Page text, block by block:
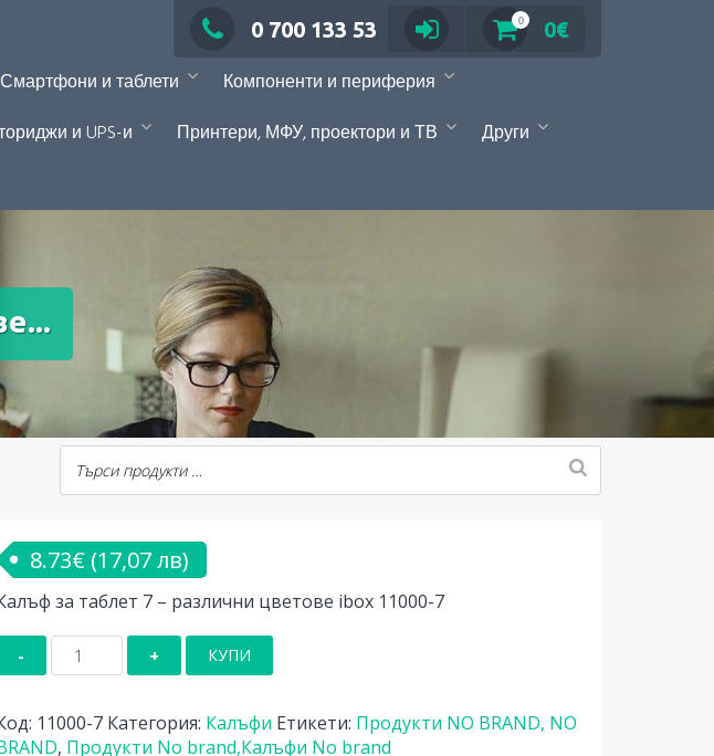
0 700 133 53 0 0€
Смартфони и таблети
Компоненти и периферия
и UPS-и Принтери, МФУ, проектори и ТВ
Други
8.73€ (17,07 лв)
за таблет 7 – различни цветове ibox 11000-7
количество
за
за
таблет
КУПИ
11000-7 Категория: Калъфи Етикети: Продукти NO BRAND, NO
, Продукти No brand,Калъфи No brand